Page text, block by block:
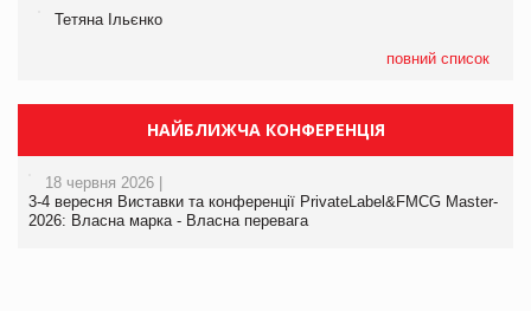
Тетяна Ільєнко
повний список
НАЙБЛИЖЧА КОНФЕРЕНЦІЯ
18 червня 2026 |
3-4 вересня Виставки та конференції PrivateLabel&FMCG Master-
2026: Власна марка - Власна перевага